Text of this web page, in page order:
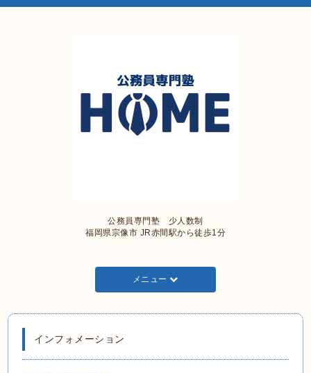
公務員専門塾 少人数制
福岡県宗像市 JR赤間駅から徒歩1分
メニュー
インフォメーション